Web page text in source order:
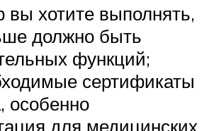
вы хотите выполнять,
должно быть
функций;
сертификаты
особенно
для медицинских